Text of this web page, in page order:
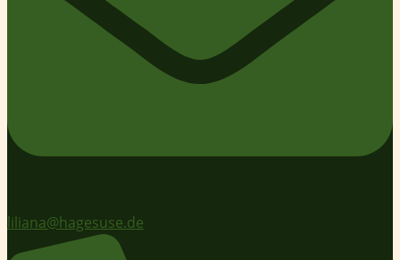
liliana@hagesuse.de